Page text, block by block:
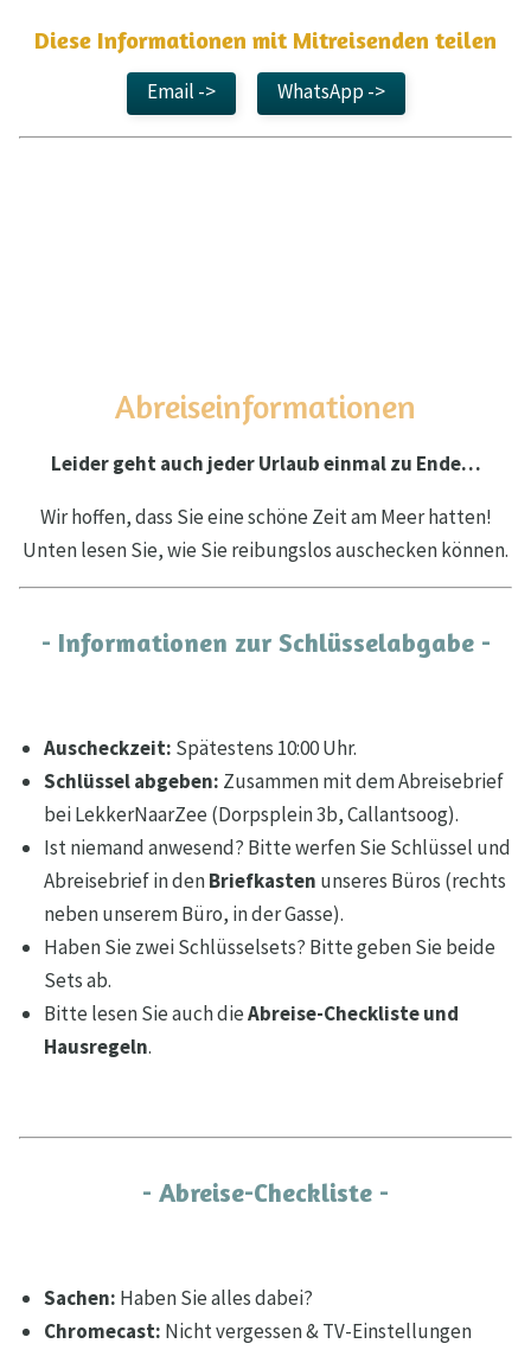
Diese Informationen mit Mitreisenden teilen
Email -> WhatsApp ->
Abreiseinformationen
Leider geht auch jeder Urlaub einmal zu Ende…
Wir hoffen, dass Sie eine schöne Zeit am Meer hatten!
Unten lesen Sie, wie Sie reibungslos auschecken können.
- Informationen zur Schlüsselabgabe -
Auscheckzeit: Spätestens 10:00 Uhr.
Schlüssel abgeben: Zusammen mit dem Abreisebrief
bei LekkerNaarZee (Dorpsplein 3b, Callantsoog).
Ist niemand anwesend? Bitte werfen Sie Schlüssel und
Abreisebrief in denBriefkasten unseres Büros (rechts
neben unserem Büro, in der Gasse).
Haben Sie zwei Schlüsselsets? Bitte geben Sie beide
Sets ab.
Bitte lesen Sie auch dieAbreise-Checkliste und
Hausregeln.
- Abreise-Checkliste -
Sachen: Haben Sie alles dabei?
Chromecast: Nicht vergessen & TV-Einstellungen